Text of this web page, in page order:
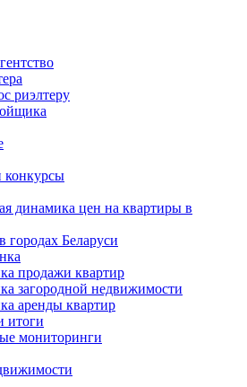
риэлтеру
динамика цен на квартиры в
городах Беларуси
продажи квартир
загородной недвижимости
аренды квартир
итоги
мониторинги